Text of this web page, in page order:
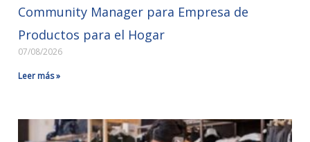
Community Manager para Empresa de
Productos para el Hogar
07/08/2026
Leer más »